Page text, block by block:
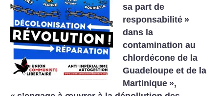
sa part de
responsabilité »
dans la
contamination au
chlordécone de la
Guadeloupe et de la
Martinique »,